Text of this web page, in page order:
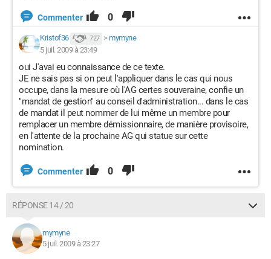
Commenter 0
Kristof36 727 > mymyne
5 juil. 2009 à 23:49
oui J'avai eu connaissance de ce texte.
JE ne sais pas si on peut l'appliquer dans le cas qui nous
occupe, dans la mesure où l'AG certes souveraine, confie un
"mandat de gestion" au conseil d'administration... dans le cas
de mandat il peut nommer de lui même un membre pour
remplacer un membre démissionnaire, de manière provisoire,
en l'attente de la prochaine AG qui statue sur cette
nomination.
Commenter 0
RÉPONSE 14 / 20
mymyne
5 juil. 2009 à 23:27